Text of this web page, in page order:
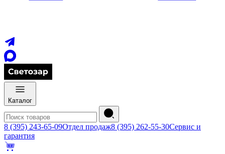
Каталог
8 (395) 243-65-09Отдел продаж8 (395) 262-55-30Сервис и
гарантия